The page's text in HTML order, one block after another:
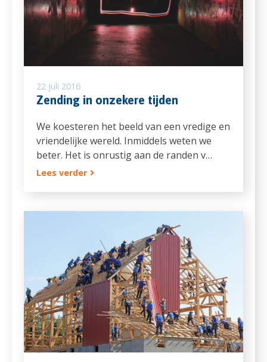
22 juli 2016
Zending in onzekere tijden
We koesteren het beeld van een vredige en
vriendelijke wereld. Inmiddels weten we
beter. Het is onrustig aan de randen v…
Lees verder